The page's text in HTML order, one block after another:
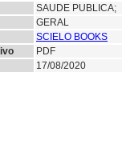
SAUDE PUBLICA;
GERAL
SCIELO BOOKS
PDF
17/08/2020